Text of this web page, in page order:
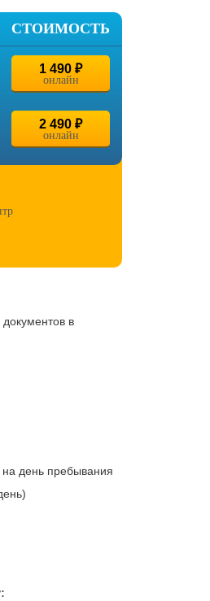
СТОИМОСТЬ
1 490 ₽
онлайн
2 490 ₽
онлайн
в
на день пребывания